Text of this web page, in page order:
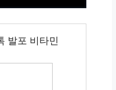
발포 비타민